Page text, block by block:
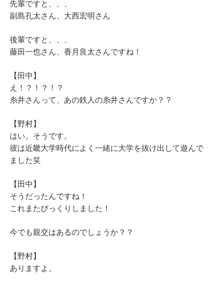
先輩ですと、、、
副島孔太さん、大西宏明さん
後輩ですと、、、
藤田一也さん、香月良太さんですね！
【田中】
え！？！？！？
糸井さんって、あの鉄人の糸井さんですか？？
【野村】
はい。そうです。
彼は近畿大学時代によく一緒に大学を抜け出して遊んで
ました笑
【田中】
そうだったんですね！
これまたびっくりしました！
今でも親交はあるのでしょうか？？
【野村】
ありますよ。